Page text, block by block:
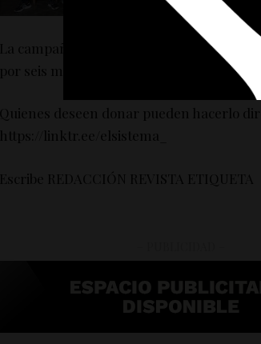
La campaña evolucionará con el
por seis meses más, adaptándose al
Quienes deseen donar pueden hacerlo
https://linktr.ee/elsistema_
Escribe REDACCIÓN REVISTA ETIQUETA